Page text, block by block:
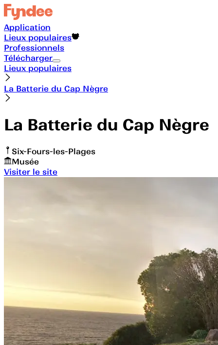
Application
Lieux populaires
Professionnels
Télécharger
Lieux populaires
La Batterie du Cap Nègre
La Batterie du Cap Nègre
Six-Fours-les-Plages
Musée
Visiter le site